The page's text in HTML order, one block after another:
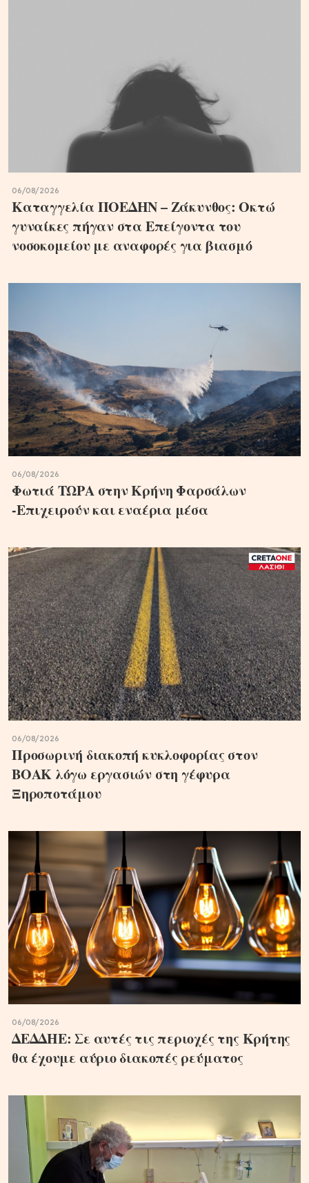
06/08/2026
Καταγγελία ΠΟΕΔΗΝ – Ζάκυνθος: Οκτώ
γυναίκες πήγαν στα Επείγοντα του
νοσοκομείου με αναφορές για βιασμό
06/08/2026
Φωτιά ΤΩΡΑ στην Κρήνη Φαρσάλων
-Επιχειρούν και εναέρια μέσα
06/08/2026
Προσωρινή διακοπή κυκλοφορίας στον
ΒΟΑΚ λόγω εργασιών στη γέφυρα
Ξηροποτάμου
06/08/2026
ΔΕΔΔΗΕ: Σε αυτές τις περιοχές της Κρήτης
θα έχουμε αύριο διακοπές ρεύματος